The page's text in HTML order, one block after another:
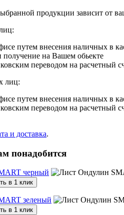
продукции зависит от
путем внесения наличных в
получение на Вашем обьекте
переводом на расчетный
лиц:
путем внесения наличных в
переводом на расчетный
и доставка.
понадобится
черный
в 1 клик
зеленый
в 1 клик